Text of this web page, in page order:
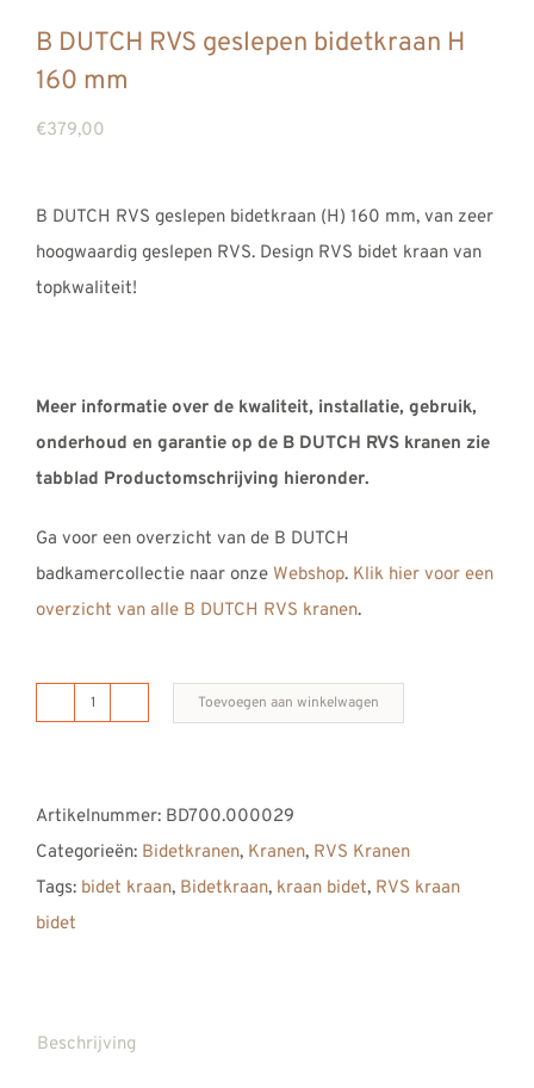
B DUTCH RVS geslepen bidetkraan H
160 mm
€379,00
B DUTCH RVS geslepen bidetkraan (H) 160 mm, van zeer
hoogwaardig geslepen RVS. Design RVS bidet kraan van
topkwaliteit!
Meer informatie over de kwaliteit, installatie, gebruik,
onderhoud en garantie op de B DUTCH RVS kranen zie
tabblad Productomschrijving hieronder.
Ga voor een overzicht van de B DUTCH
badkamercollectie naar onze Webshop. Klik hier voor een
overzicht van alle B DUTCH RVS kranen.
B
geslepen
bidetkraan
H
Toevoegen aan winkelwagen
Artikelnummer: BD700.000029
Categorieën: Bidetkranen, Kranen, RVS Kranen
Tags: bidet kraan, Bidetkraan, kraan bidet, RVS kraan
bidet
Beschrijving